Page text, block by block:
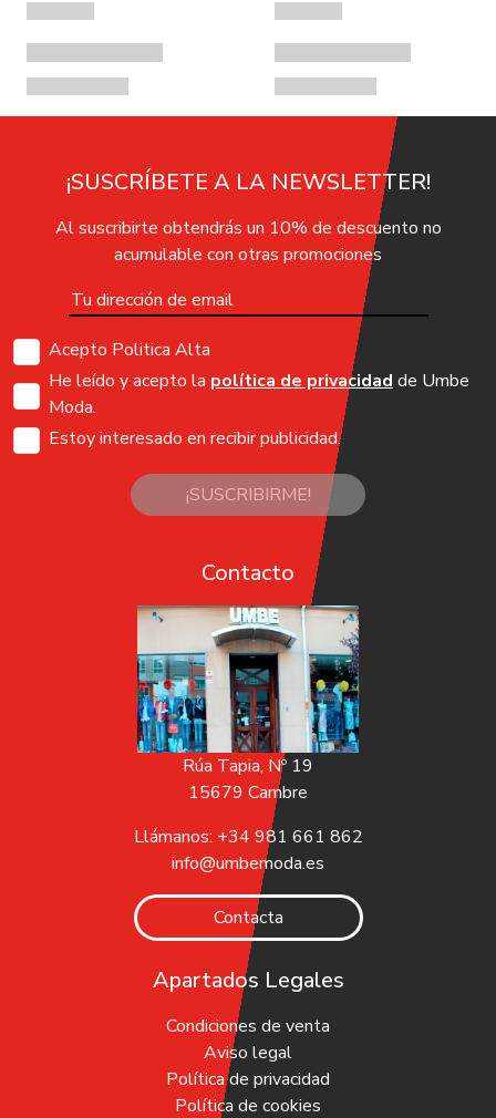
¡SUSCRÍBETE A LA NEWSLETTER!
Al suscribirte obtendrás un 10% de descuento no
acumulable con otras promociones
Acepto Politica Alta
He leído y acepto la política de privacidad de Umbe
Moda.
Estoy interesado en recibir publicidad.
¡SUSCRIBIRME!
Contacto
Rúa Tapia, Nº 19
15679 Cambre
Llámanos: +34 981 661 862
info@umbemoda.es
Contacta
Apartados Legales
Condiciones de venta
Aviso legal
Política de privacidad
Política de cookies